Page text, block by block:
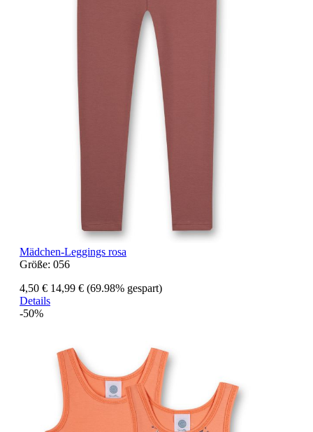
Mädchen-Leggings rosa
Größe: 056
4,50 € 14,99 € (69.98% gespart)
Details
-50%